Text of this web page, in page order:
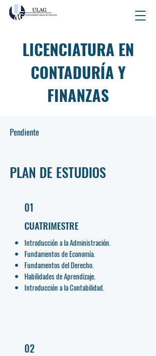
LICENCIATURA EN
CONTADURÍA Y
FINANZAS
Pendiente
PLAN DE ESTUDIOS
01
CUATRIMESTRE
Introducción a la Administración.
Fundamentos de Economía.
Fundamentos del Derecho.
Habilidades de Aprendizaje.
Introducción a la Contabilidad.
02